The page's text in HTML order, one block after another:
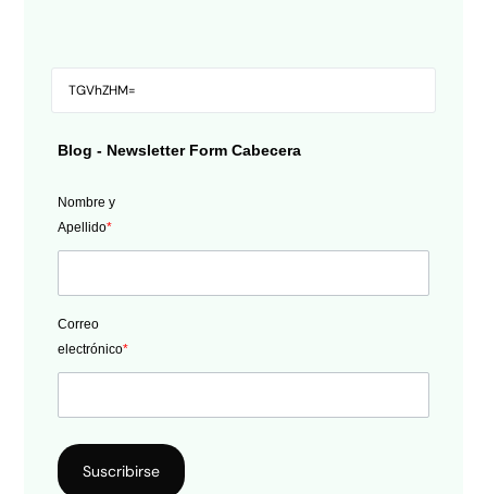
Blog - Newsletter Form Cabecera
Nombre y
Apellido*
Correo
electrónico*